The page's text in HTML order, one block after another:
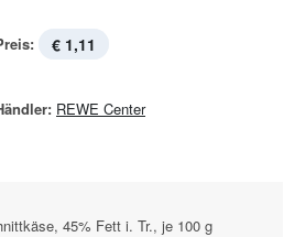
€ 1,11
REWE Center
45% Fett i. Tr., je 100 g